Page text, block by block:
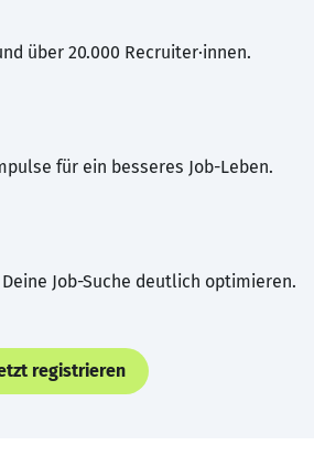
über 20.000 Recruiter·innen.
für ein besseres Job-Leben.
Job-Suche deutlich optimieren.
registrieren